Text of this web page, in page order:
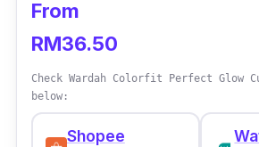
From
RM36.50
Check Wardah Colorfit Perfect Glow
below:
Shopee